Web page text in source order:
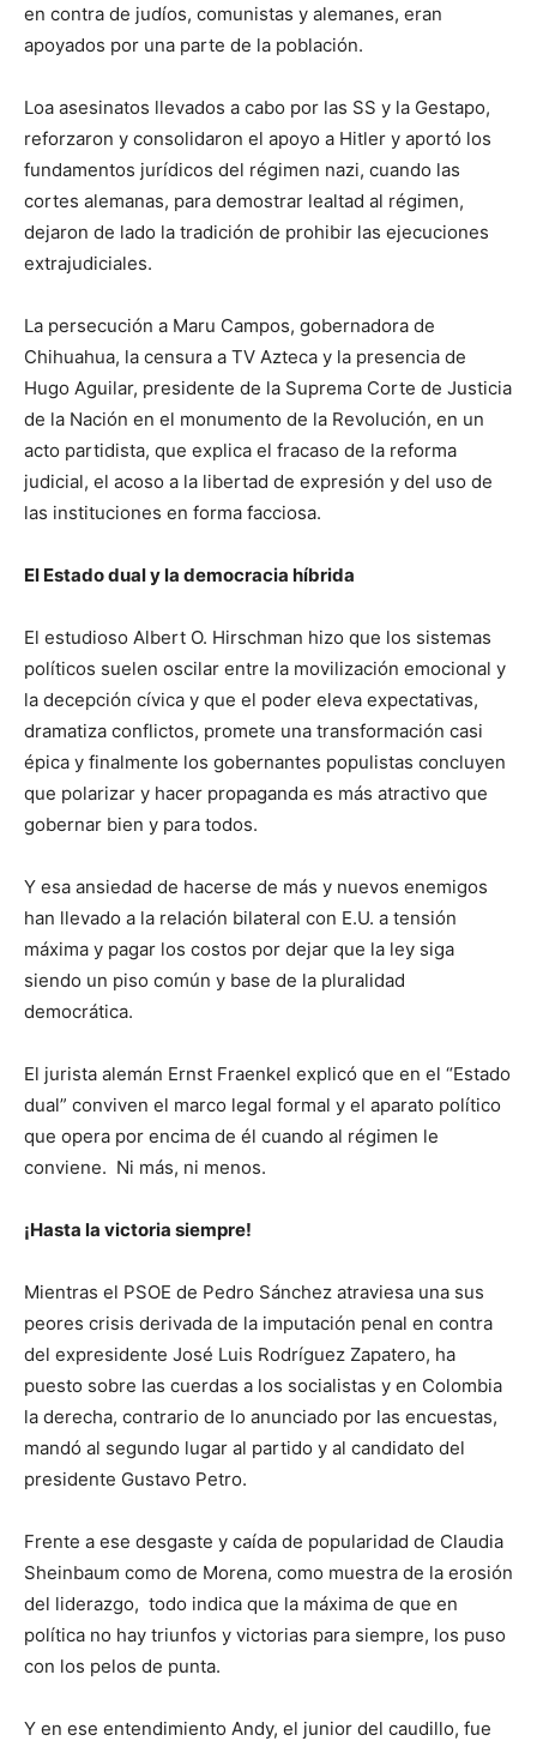
en contra de judíos, comunistas y alemanes, eran
apoyados por una parte de la población.
Loa asesinatos llevados a cabo por las SS y la Gestapo,
reforzaron y consolidaron el apoyo a Hitler y aportó los
fundamentos jurídicos del régimen nazi, cuando las
cortes alemanas, para demostrar lealtad al régimen,
dejaron de lado la tradición de prohibir las ejecuciones
extrajudiciales.
La persecución a Maru Campos, gobernadora de
Chihuahua, la censura a TV Azteca y la presencia de
Hugo Aguilar, presidente de la Suprema Corte de Justicia
de la Nación en el monumento de la Revolución, en un
acto partidista, que explica el fracaso de la reforma
judicial, el acoso a la libertad de expresión y del uso de
las instituciones en forma facciosa.
El Estado dual y la democracia híbrida
El estudioso Albert O. Hirschman hizo que los sistemas
políticos suelen oscilar entre la movilización emocional y
la decepción cívica y que el poder eleva expectativas,
dramatiza conflictos, promete una transformación casi
épica y finalmente los gobernantes populistas concluyen
que polarizar y hacer propaganda es más atractivo que
gobernar bien y para todos.
Y esa ansiedad de hacerse de más y nuevos enemigos
han llevado a la relación bilateral con E.U. a tensión
máxima y pagar los costos por dejar que la ley siga
siendo un piso común y base de la pluralidad
democrática.
El jurista alemán Ernst Fraenkel explicó que en el “Estado
dual” conviven el marco legal formal y el aparato político
que opera por encima de él cuando al régimen le
conviene. Ni más, ni menos.
¡Hasta la victoria siempre!
Mientras el PSOE de Pedro Sánchez atraviesa una sus
peores crisis derivada de la imputación penal en contra
del expresidente José Luis Rodríguez Zapatero, ha
puesto sobre las cuerdas a los socialistas y en Colombia
la derecha, contrario de lo anunciado por las encuestas,
mandó al segundo lugar al partido y al candidato del
presidente Gustavo Petro.
Frente a ese desgaste y caída de popularidad de Claudia
Sheinbaum como de Morena, como muestra de la erosión
del liderazgo, todo indica que la máxima de que en
política no hay triunfos y victorias para siempre, los puso
con los pelos de punta.
Y en ese entendimiento Andy, el junior del caudillo, fue